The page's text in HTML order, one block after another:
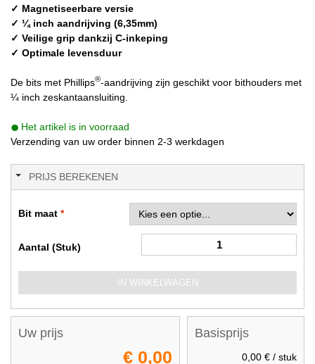
✓ Magnetiseerbare versie
✓ ¼ inch aandrijving (6,35mm)
✓ Veilige grip dankzij C-inkeping
✓ Optimale levensduur
De bits met Phillips®-aandrijving zijn geschikt voor bithouders met
¼ inch zeskantaansluiting.
Het artikel is in voorraad
Verzending van uw order binnen 2-3 werkdagen
PRIJS BEREKENEN
Bit maat
Aantal (Stuk)
IN WINKELWAGEN
Basisprijs
0,00 € / stuk
Uw prijs
€ 0,00